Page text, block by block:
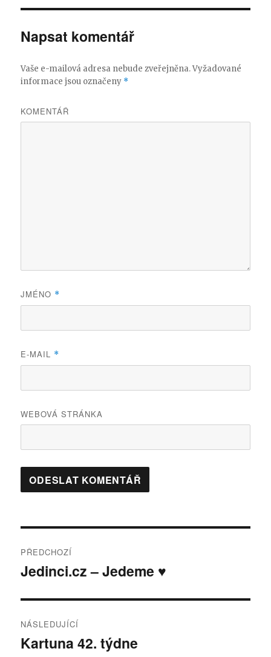
Napsat komentář
Vaše e-mailová adresa nebude zveřejněna.Vyžadované
informace jsou označeny *
KOMENTÁŘ
JMÉNO *
E-MAIL *
WEBOVÁ STRÁNKA
pro
PŘEDCHOZÍ
Předchozí
Jedinci.cz – Jedeme ♥
NÁSLEDUJÍCÍ
Následující
Kartuna 42. týdne